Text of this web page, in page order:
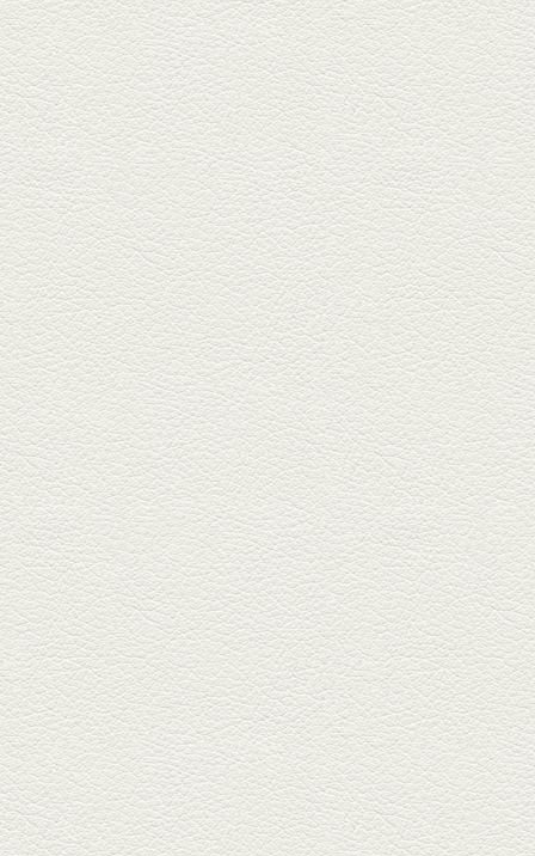
ヒレ焼き＆牛ひれ肉汁カ
レー
武蔵小路で人気の『ヒレ肉じゅ
んちゃん』へ。『銀ハイ』で乾
杯！ブ...
2025年9月26日放送
フォンダンエッグ＆二郎
系にんにくパスタ
北区麻生田の人気店『多酒多菜
満月』へ。『しろ』水割で乾
杯！出...
2025年9月5日放送
あくまのポテサラ＆変わ
り天ぷら盛り合わせ
武蔵小路の「たぬきと銀杏」で
自慢の「変わり天ぷら」を
「KAORU」...
2025年8月15日放送
お刺身盛り合わせ＆干物
盛りの七輪焼き
酒場通りの「食楽みかげ」は、
オーナーこだわりの魚料理が味
わえ...
2025年7月25日放送
朝ごはんプレート＆かん
ぱちのカマ(塩焼き)
並木坂では珍しい朝ごはんの店
「コルハコ」で昼飲みの刻。
「銀し...
2025年7月4日放送
生姜香る鮭とイクラの土
鍋ご飯 など
銀杏中通りにこの春オープンし